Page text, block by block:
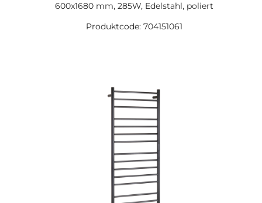
600x1680 mm, 285W, Edelstahl, poliert
Produktcode: 704151061